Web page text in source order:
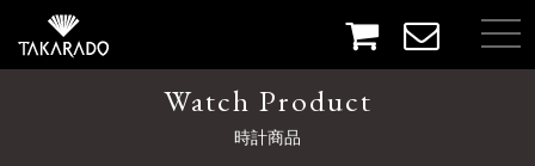
Watch Product
時計商品